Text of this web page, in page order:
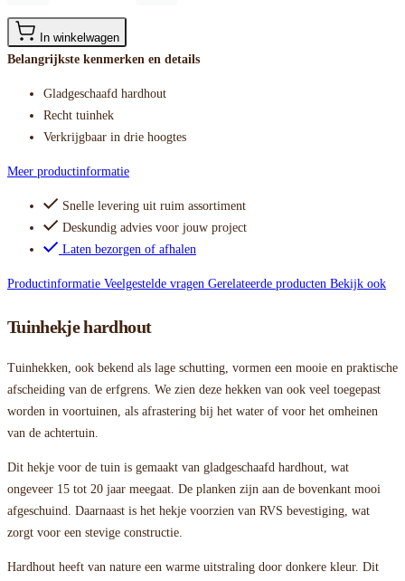
In winkelwagen
Belangrijkste kenmerken en details
Gladgeschaafd hardhout
Recht tuinhek
Verkrijgbaar in drie hoogtes
Meer productinformatie
Snelle levering uit ruim assortiment
Deskundig advies voor jouw project
Laten bezorgen of afhalen
Productinformatie Veelgestelde vragen Gerelateerde producten Bekijk ook
Tuinhekje hardhout
Tuinhekken, ook bekend als lage schutting, vormen een mooie en praktische
afscheiding van de erfgrens. We zien deze hekken van ook veel toegepast
worden in voortuinen, als afrastering bij het water of voor het omheinen
van de achtertuin.
Dit hekje voor de tuin is gemaakt van gladgeschaafd hardhout, wat
ongeveer 15 tot 20 jaar meegaat. De planken zijn aan de bovenkant mooi
afgeschuind. Daarnaast is het hekje voorzien van RVS bevestiging, wat
zorgt voor een stevige constructie.
Hardhout heeft van nature een warme uitstraling door donkere kleur. Dit